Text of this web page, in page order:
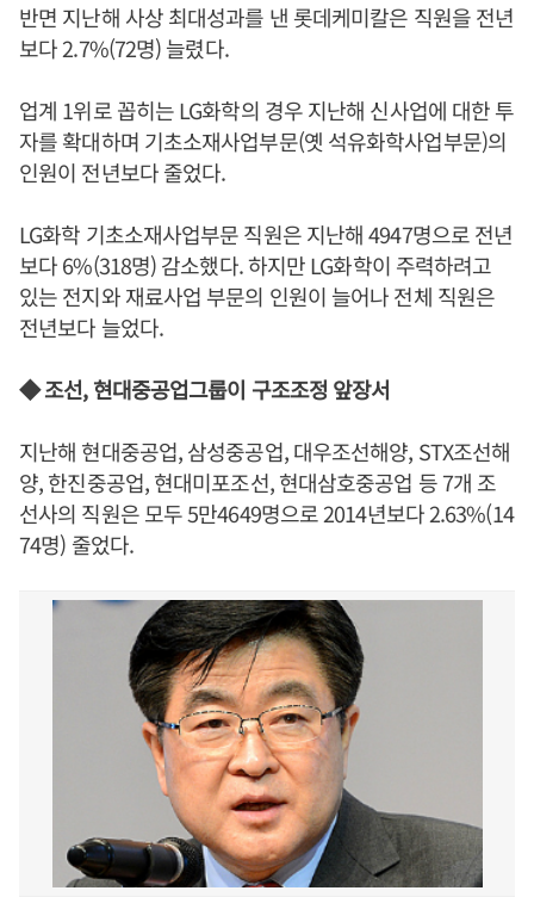
반면 지난해 사상 최대성과를 낸 롯데케미칼은 직원을 전년
보다 2.7%(72명) 늘렸다.
업계 1위로 꼽히는 LG화학의 경우 지난해 신사업에 대한 투
자를 확대하며 기초소재사업부문(옛 석유화학사업부문)의
인원이 전년보다 줄었다.
LG화학 기초소재사업부문 직원은 지난해 4947명으로 전년
보다 6%(318명) 감소했다. 하지만 LG화학이 주력하려고
있는 전지와 재료사업 부문의 인원이 늘어나 전체 직원은
전년보다 늘었다.
◆ 조선, 현대중공업그룹이 구조조정 앞장서
지난해 현대중공업, 삼성중공업, 대우조선해양, STX조선해
양, 한진중공업, 현대미포조선, 현대삼호중공업 등 7개 조
선사의 직원은 모두 5만4649명으로 2014년보다 2.63%(14
74명) 줄었다.